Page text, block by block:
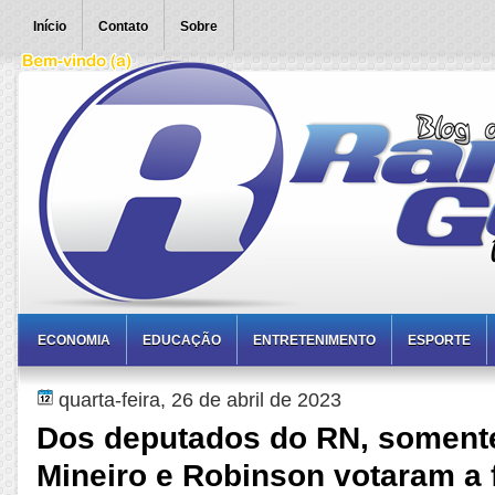
Início Contato Sobre
ECONOMIA EDUCAÇÃO ENTRETENIMENTO ESPORTE
quarta-feira, 26 de abril de 2023
Dos deputados do RN,
Mineiro e Robinson votaram a